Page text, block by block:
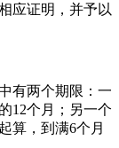
应证明，并予以
有两个期限：一
12个月；另一个
算，到满6个月